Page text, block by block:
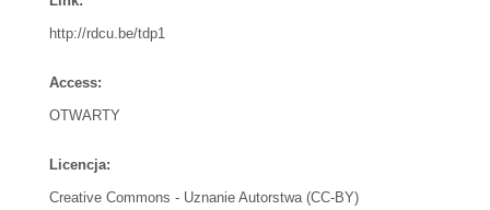
http://rdcu.be/tdp1
Access:
OTWARTY
Licencja:
Creative Commons - Uznanie Autorstwa (CC-BY)